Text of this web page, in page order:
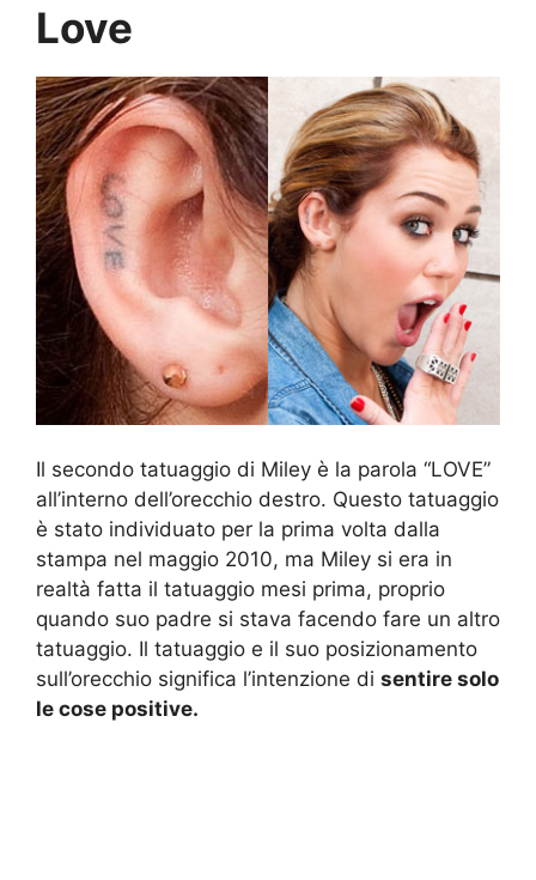
Love
Il secondo tatuaggio di Miley è la parola “LOVE”
all’interno dell’orecchio destro. Questo tatuaggio
è stato individuato per la prima volta dalla
stampa nel maggio 2010, ma Miley si era in
realtà fatta il tatuaggio mesi prima, proprio
quando suo padre si stava facendo fare un altro
tatuaggio. Il tatuaggio e il suo posizionamento
sull’orecchio significa l’intenzione di sentire solo
le cose positive.